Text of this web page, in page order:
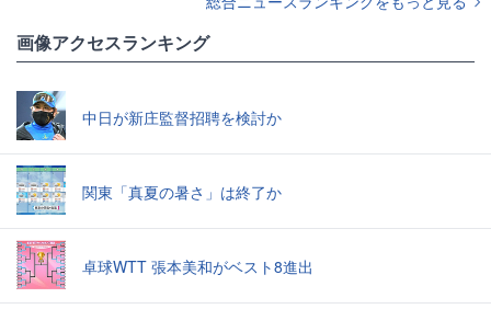
画像アクセスランキング
中日が新庄監督招聘を検討か
関東「真夏の暑さ」は終了か
卓球WTT 張本美和がベスト8進出